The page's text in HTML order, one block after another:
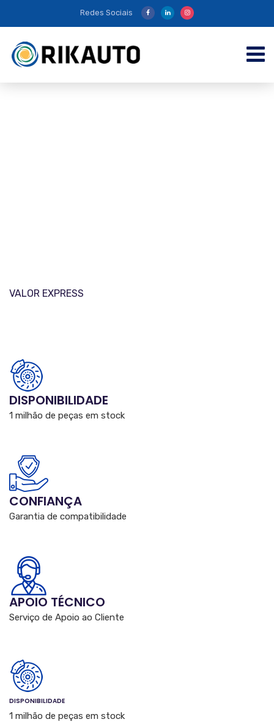
boas-vindas atraente, procure slot machines de criadores
Redes Sociais
VALOR EXPRESS
DISPONIBILIDADE
1 milhão de peças em stock
CONFIANÇA
Garantia de compatibilidade
APOIO TÉCNICO
Serviço de Apoio ao Cliente
DISPONIBILIDADE
1 milhão de peças em stock